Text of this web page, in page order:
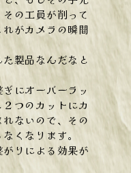
の工員が削って
がカメラの瞬間
製品なんだなと
にオーバーラッ
つのカットにカ
ないので、その
くなります。
りによる効果が
容